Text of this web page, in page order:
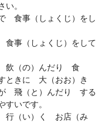
。
食事（しょくじ）をし
事（しょくじ）をして
飲（の）んだり 食
ときに 大（おお）き
飛（と）んだり する
いです。
行（い）く お店（み